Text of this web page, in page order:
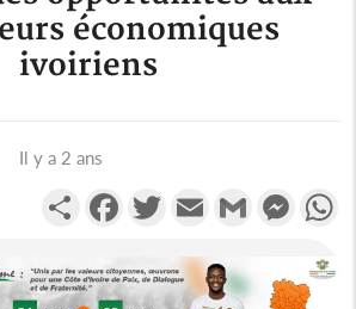
économiques
ivoiriens
Il y a 2 ans
PartagerFacebookTwitterEmail Gmail